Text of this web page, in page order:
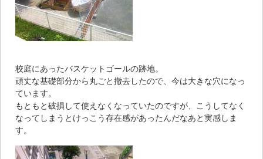
校庭にあったバスケットゴールの跡地。
頑丈な基礎部分から丸ごと撤去したので、今は大きな穴になっ
ています。
もともと破損して使えなくなっていたのですが、こうしてなく
なってしまうとけっこう存在感があったんだなあと実感しま
す。